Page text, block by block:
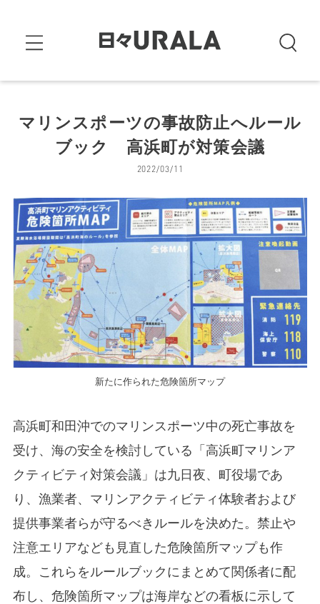
マリンスポーツの事故防止へルール
ブック 高浜町が対策会議
2022/03/11
新たに作られた危険箇所マップ
高浜町和田沖でのマリンスポーツ中の死亡事故を
受け、海の安全を検討している「高浜町マリンア
クティビティ対策会議」は九日夜、町役場であ
り、漁業者、マリンアクティビティ体験者および
提供事業者らが守るべきルールを決めた。禁止や
注意エリアなども見直した危険箇所マップも作
成。これらをルールブックにまとめて関係者に配
布し、危険箇所マップは海岸などの看板に示して